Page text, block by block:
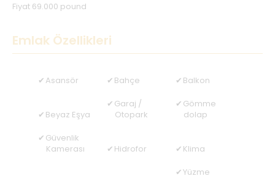
Fiyat 69.000 pound
Emlak Özellikleri
Asansör Bahçe Balkon
Beyaz Eşya
Garaj /
Otopark
Gömme
dolap
Güvenlik
Kamerası
Hidrofor
Klima
Yüzme